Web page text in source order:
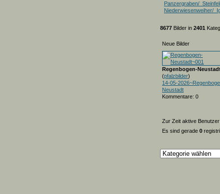
Panzergraben/
Niederwiesenweiher/
8677 Bilder in 2401
Neue Bilder
Regenbogen-
(pfalzbilder)
14-05-
Neustadt
Kommentare: 0
Zur Zeit aktive
Es sind gerade 0